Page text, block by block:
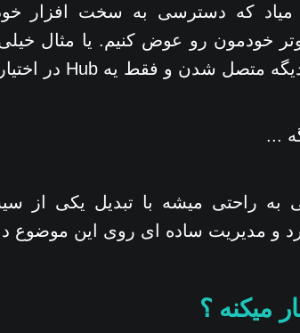
که دسترسی به سخت افزار
خودمون رو عوض کنیم. یا مثال
...
و مدیریت ساده ای روی این موضوع